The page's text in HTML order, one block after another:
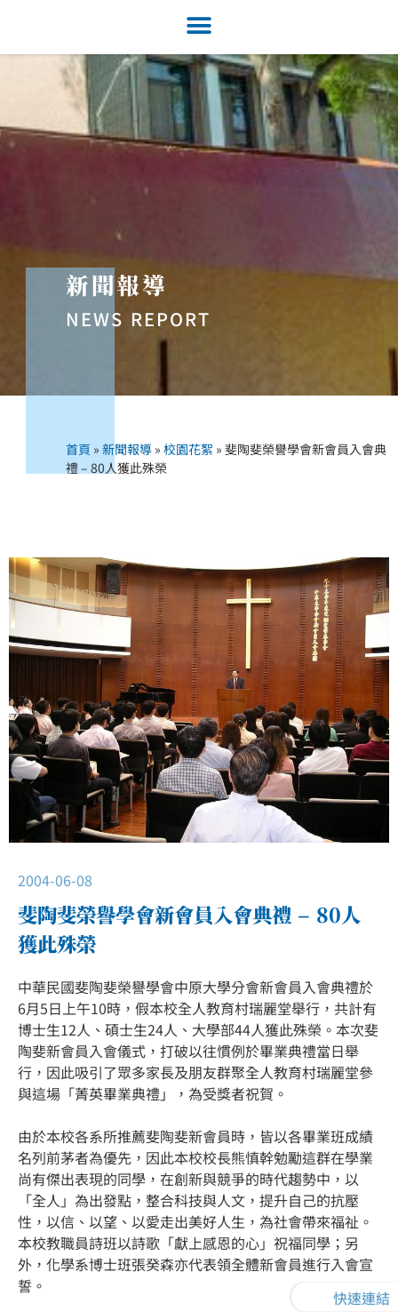
快速連結
新聞報導
NEWS REPORT
首頁 »新聞報導 »校園花絮 »斐陶斐榮譽學會新會員入會典
禮 – 80人獲此殊榮
2004-06-08
斐陶斐榮譽學會新會員入會典禮 – 80人
獲此殊榮
中華民國斐陶斐榮譽學會中原大學分會新會員入會典禮於
6月5日上午10時，假本校全人教育村瑞麗堂舉行，共計有
博士生12人、碩士生24人、大學部44人獲此殊榮。本次斐
陶斐新會員入會儀式，打破以往慣例於畢業典禮當日舉
行，因此吸引了眾多家長及朋友群聚全人教育村瑞麗堂參
與這場「菁英畢業典禮」，為受獎者祝賀。
由於本校各系所推薦斐陶斐新會員時，皆以各畢業班成績
名列前茅者為優先，因此本校校長熊慎幹勉勵這群在學業
尚有傑出表現的同學，在創新與競爭的時代趨勢中，以
「全人」為出發點，整合科技與人文，提升自己的抗壓
性，以信、以望、以愛走出美好人生，為社會帶來福祉。
本校教職員詩班以詩歌「獻上感恩的心」祝福同學；另
外，化學系博士班張癸森亦代表領全體新會員進行入會宣
誓。